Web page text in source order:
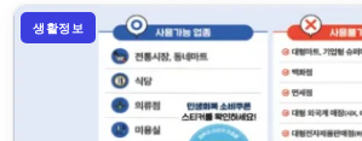
생활정보